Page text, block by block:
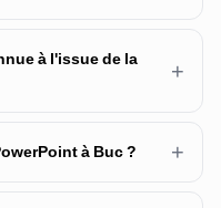
à l'issue de la
+
à Buc ? +